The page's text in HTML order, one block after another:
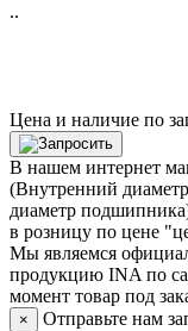
..
Цена и наличие по
В нашем интернет
(Внутренний
диаметр
в розницу по цене
Мы являемся
продукцию INA по
момент товар под
×
Отправьте нам